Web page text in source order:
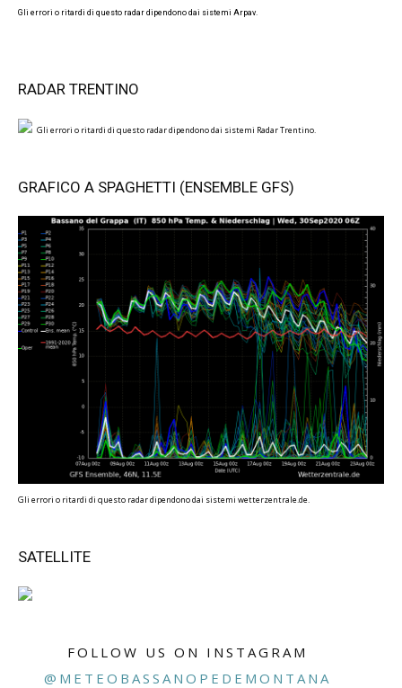
Gli errori o ritardi di questo radar dipendono dai sistemi Arpav.
RADAR TRENTINO
Gli errori o ritardi di questo radar dipendono dai sistemi Radar Trentino.
GRAFICO A SPAGHETTI (ENSEMBLE GFS)
Gli errori o ritardi di questo radar dipendono dai sistemi wetterzentrale.de.
SATELLITE
FOLLOW US ON INSTAGRAM
@METEOBASSANOPEDEMONTANA